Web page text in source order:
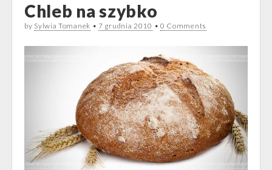
Chleb na szybko
by Sylwia Tomanek •7 grudnia 2010 • 0 Comments